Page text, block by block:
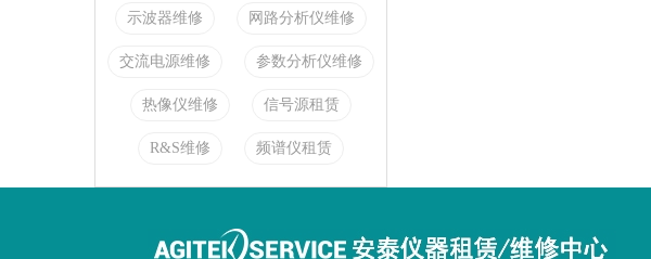
示波器维修 网路分析仪维修
交流电源维修 参数分析仪维修
热像仪维修 信号源租赁
R&S维修 频谱仪租赁